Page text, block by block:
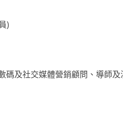
)
及社交媒體營銷顧問、導師